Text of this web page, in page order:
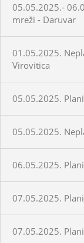
05.05.2025.-
mreži - Daruvar
01.05.2025.
Virovitica
05.05.2025.
05.05.2025.
06.05.2025.
07.05.2025.
07.05.2025.